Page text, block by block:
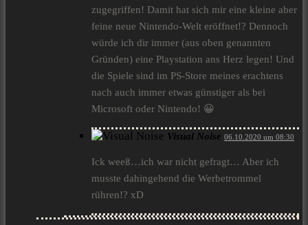
zugegriffen! Damit hat sich mir eine kleine aber
feine neue Nintendo-Welt eröffnet!? Dennoch
würde ich dir immer (aus oben genannten
Gründen) eine Playstation ans Herz legen! Und
die Spiele sind im PS-Store meines erachtens
nach auch immer etwas günstiger als bei
Microsoft oder Nintendo! 😀
Visual Noise 06.10.2020 um 08:30
Ick weeß…ich war nicht gefragt… Aber ich
musste dahingehend die Werbetrommel
rühren!? xD